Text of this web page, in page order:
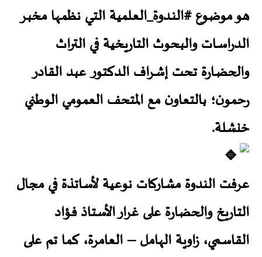
هو موضوع#النـدوة_العـلمية التـي نظمـها مخبـر
الدراسـات والبحوث التاريخية في التراث
والحضـارة تحـت إشـراف الدكتور عبد القادر
رحمون؛ بالتعاون مع المتحف العمومي الوطني
خنشلة.
عرفت الندوة مشاركات نوعية لأساتذة في مجال
التاريخ والحضارة على غرار الأستاذ فؤاد
القاسمي، زاوية الهامل – العامرة، كما تم على